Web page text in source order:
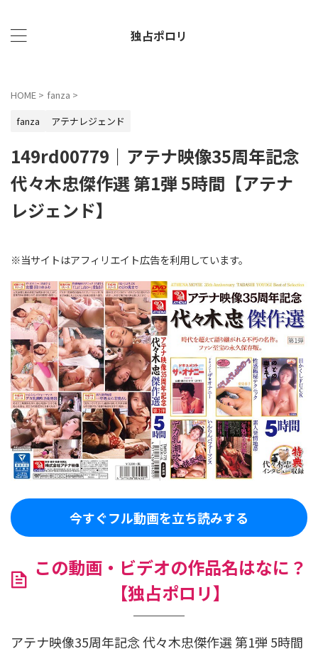
独占ポロリ
HOME > fanza >
fanza
アテナレジェンド
149rd00779｜アテナ映像35周年記念
代々木忠傑作選 第1弾 5時間【アテナ
レジェンド】
※当サイトはアフィリエイト広告を利用しています。
今すぐフル動画を立ち読みする
この動画・ビデオの作品名はなに？
【独占ポロリ】
アテナ映像35周年記念 代々木忠傑作選 第1弾 5時間